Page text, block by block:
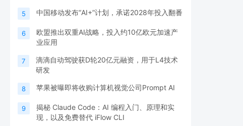
5 中国移动发布“AI+”计划，承诺2028年投入翻番
6
欧盟推出双重AI战略，投入约10亿欧元加速产
业应用
7
滴滴自动驾驶获D轮20亿元融资，用于L4技术
研发
8 苹果被曝即将收购计算机视觉公司Prompt AI
9
揭秘 Claude Code：AI 编程入门、原理和实
现，以及免费替代 iFlow CLI